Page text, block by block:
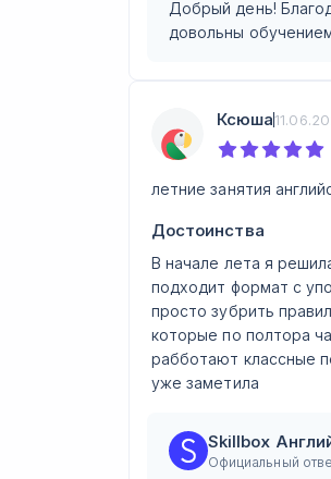
Добрый день!
довольны
Ксюша
летние занятия
Достоинства
В начале лета я
подходит формат с
просто зубрить
которые по полтора
рабботают классные
уже заметила
Skillbox
Официальный